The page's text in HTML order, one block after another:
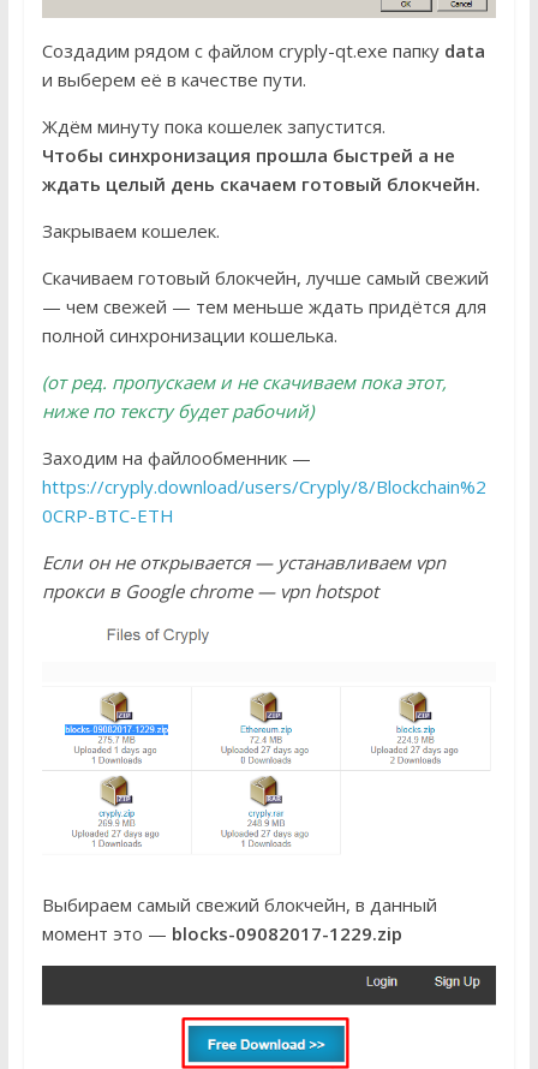
Создадим рядом с файлом cryply-qt.exe папкуdata
и выберем её в качестве пути.
Ждём минуту пока кошелек запустится.
Чтобы синхронизация прошла быстрей а не
ждать целый день скачаем готовый блокчейн.
Закрываем кошелек.
Скачиваем готовый блокчейн, лучше самый свежий
— чем свежей — тем меньше ждать придётся для
полной синхронизации кошелька.
(от ред. пропускаем и не скачиваем пока этот,
ниже по тексту будет рабочий)
Заходим на файлообменник —
https://cryply.download/users/Cryply/8/Blockchain%2
0CRP-BTC-ETH
Если он не открывается — устанавливаем vpn
прокси в Google chrome — vpn hotspot
Выбираем самый свежий блокчейн, в данный
момент это — blocks-09082017-1229.zip